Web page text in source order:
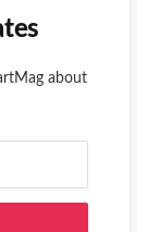
about